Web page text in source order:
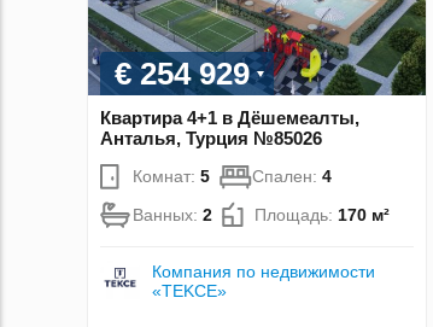
€ 254 929
Квартира 4+1 в Дёшемеалты,
Анталья, Турция №85026
Комнат: 5 Спален: 4
Ванных: 2 Площадь: 170 м²
Компания по недвижимости
«TEKCE»